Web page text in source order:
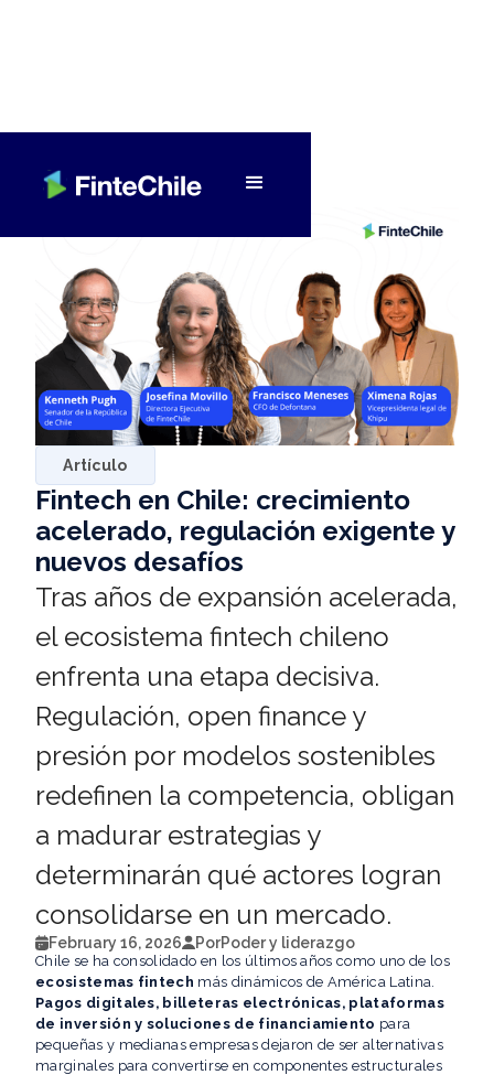
Artículo
Fintech en Chile: crecimiento
acelerado, regulación exigente y
nuevos desafíos
Tras años de expansión acelerada,
el ecosistema fintech chileno
enfrenta una etapa decisiva.
Regulación, open finance y
presión por modelos sostenibles
redefinen la competencia, obligan
a madurar estrategias y
determinarán qué actores logran
consolidarse en un mercado.
February 16, 2026 PorPoder y liderazgo
Chile se ha consolidado en los últimos años como uno de los
ecosistemas fintech más dinámicos de América Latina.
Pagos digitales, billeteras electrónicas, plataformas
de inversión y soluciones de financiamiento para
pequeñas y medianas empresas dejaron de ser alternativas
marginales para convertirse en componentes estructurales